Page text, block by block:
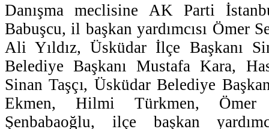
Danışma meclisine AK Parti
Babuşcu, il başkan yardımcısı Ömer
Ali Yıldız, Üsküdar İlçe Başkanı
Belediye Başkanı Mustafa Kara,
Sinan Taşçı, Üsküdar Belediye
Ekmen, Hilmi Türkmen,
Şenbabaoğlu, ilçe başkan